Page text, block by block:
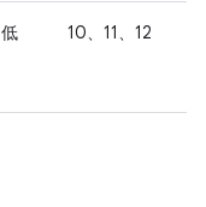
低 10、11、12